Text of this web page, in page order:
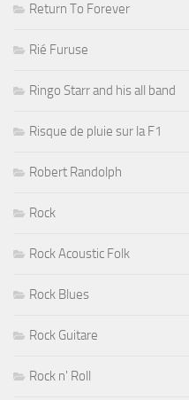
Return To Forever
Rié Furuse
Ringo Starr and his all band
Risque de pluie sur la F1
Robert Randolph
Rock
Rock Acoustic Folk
Rock Blues
Rock Guitare
Rock n' Roll